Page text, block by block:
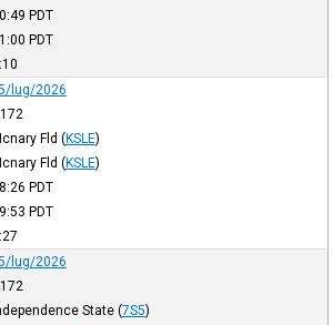
PDT
PDT
lug/2026
Fld (KSLE)
Fld (KSLE)
PDT
PDT
lug/2026
State (7S5)